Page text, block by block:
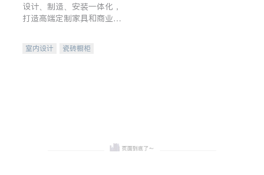
设计、制造、安装一体化，
打造高端定制家具和商业空
室内设计
瓷砖橱柜